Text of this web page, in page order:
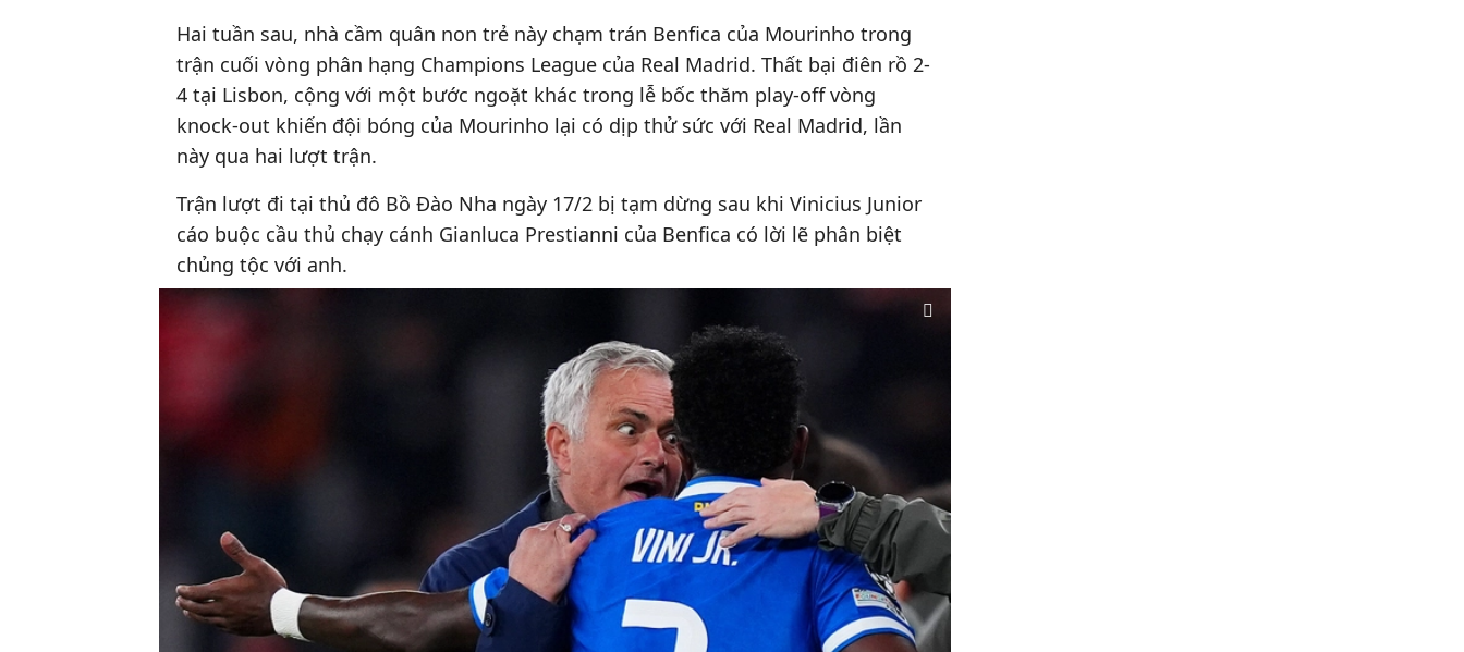
Hai tuần sau, nhà cầm quân non trẻ này chạm trán Benfica của Mourinho trong
trận cuối vòng phân hạng Champions League của Real Madrid. Thất bại điên rồ 2-
4 tại Lisbon, cộng với một bước ngoặt khác trong lễ bốc thăm play-off vòng
knock-out khiến đội bóng của Mourinho lại có dịp thử sức với Real Madrid, lần
này qua hai lượt trận.
Trận lượt đi tại thủ đô Bồ Đào Nha ngày 17/2 bị tạm dừng sau khi Vinicius Junior
cáo buộc cầu thủ chạy cánh Gianluca Prestianni của Benfica có lời lẽ phân biệt
chủng tộc với anh.